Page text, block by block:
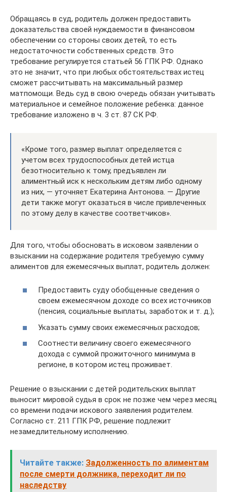
Обращаясь в суд, родитель должен предоставить
доказательства своей нуждаемости в финансовом
обеспечении со стороны своих детей, то есть
недостаточности собственных средств. Это
требование регулируется статьей 56 ГПК РФ. Однако
это не значит, что при любых обстоятельствах истец
сможет рассчитывать на максимальный размер
матпомощи. Ведь суд в свою очередь обязан учитывать
материальное и семейное положение ребенка: данное
требование изложено в ч. 3 ст. 87 СК РФ.
«Кроме того, размер выплат определяется с
учетом всех трудоспособных детей истца
безотносительно к тому, предъявлен ли
алиментный иск к нескольким детям либо одному
из них, — уточняет Екатерина Антонова. — Другие
дети также могут оказаться в числе привлеченных
по этому делу в качестве соответчиков».
Для того, чтобы обосновать в исковом заявлении о
взыскании на содержание родителя требуемую сумму
алиментов для ежемесячных выплат, родитель должен:
Предоставить суду обобщенные сведения о
своем ежемесячном доходе со всех источников
(пенсия, социальные выплаты, заработок и т. д.);
Указать сумму своих ежемесячных расходов;
Соотнести величину своего ежемесячного
дохода с суммой прожиточного минимума в
регионе, в котором истец проживает.
Решение о взыскании с детей родительских выплат
выносит мировой судья в срок не позже чем через месяц
со времени подачи искового заявления родителем.
Согласно ст. 211 ГПК РФ, решение подлежит
незамедлительному исполнению.
Читайте также: Задолженность по алиментам
после смерти должника, переходит ли по
наследству